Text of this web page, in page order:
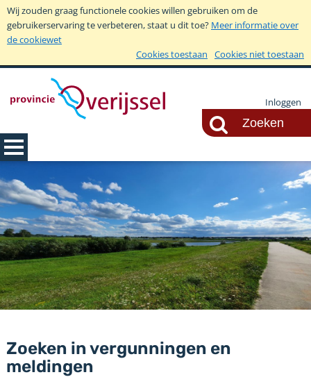
Wij zouden graag functionele cookies willen gebruiken om de
gebruikerservaring te verbeteren, staat u dit toe? Meer informatie over
de cookiewet
Cookies toestaan
Cookies niet toestaan
Inloggen
Zoeken in vergunningen en
meldingen